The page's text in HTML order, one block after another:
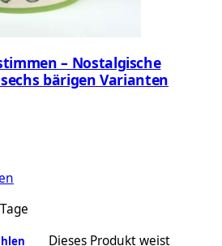
– Nostalgische
bärigen Varianten
Dieses Produkt weist